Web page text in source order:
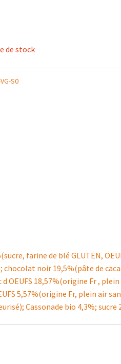
de stock
S0
farine de blé GLUTEN,
chocolat noir 19,5%(pâte de
OEUFS 18,57%(origine Fr ,
5,57%(origine Fr, plein air
Cassonade bio 4,3%; sucre